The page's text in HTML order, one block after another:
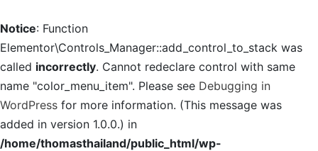
Notice: Function
Elementor\Controls_Manager::add_control_to_stack was
called incorrectly. Cannot redeclare control with same
name "color_menu_item". Please see Debugging in
WordPress for more information. (This message was
added in version 1.0.0.) in
/home/thomasthailand/public_html/wp-